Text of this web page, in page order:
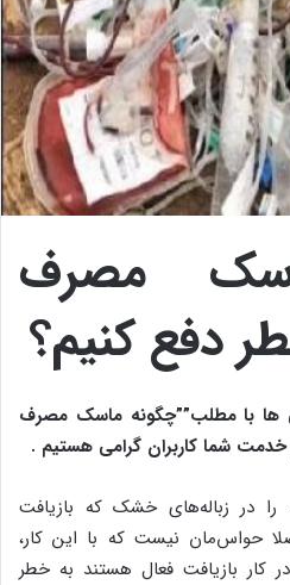
مصرف
دفع کنیم؟
ها با مطلب””چگونه ماسک مصرف
خدمت شما کاربران گرامی هستیم .
در زباله‌های خشک که بازیافت
حواس‌مان نیست که با این کار،
کار بازیافت فعال هستند به خطر